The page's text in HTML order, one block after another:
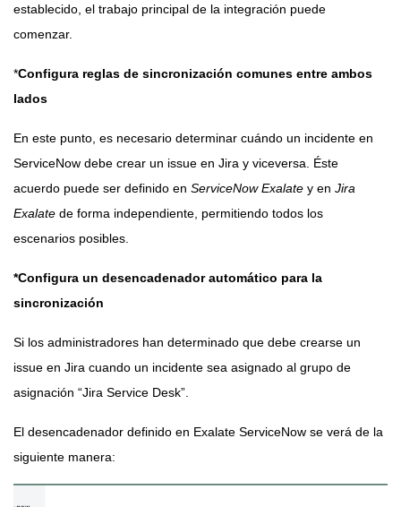
establecido, el trabajo principal de la integración puede
comenzar.
*Configura reglas de sincronización comunes entre ambos
lados
En este punto, es necesario determinar cuándo un incidente en
ServiceNow debe crear un issue en Jira y viceversa. Éste
acuerdo puede ser definido en ServiceNow Exalate y en Jira
Exalate de forma independiente, permitiendo todos los
escenarios posibles.
*Configura un desencadenador automático para la
sincronización
Si los administradores han determinado que debe crearse un
issue en Jira cuando un incidente sea asignado al grupo de
asignación “Jira Service Desk”.
El desencadenador definido en Exalate ServiceNow se verá de la
siguiente manera: